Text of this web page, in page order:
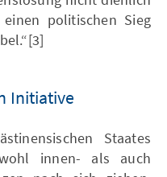
politischen Sieg
Initiative
Staates
innen- als auch